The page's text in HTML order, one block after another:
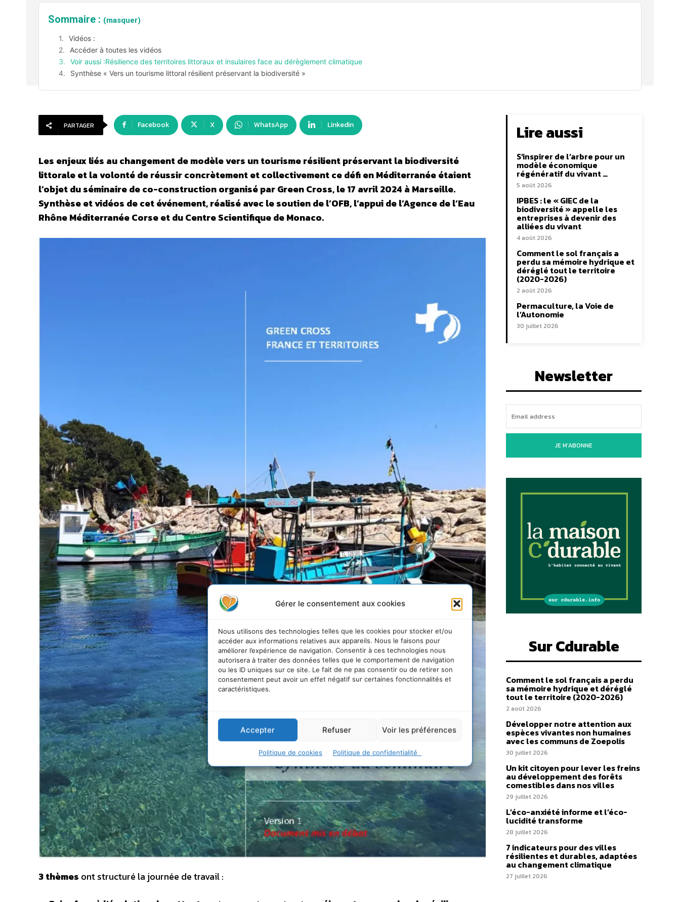
Gérer le consentement aux cookies
Nous utilisons des technologies telles que les cookies pour stocker et/ou
accéder aux informations relatives aux appareils. Nous le faisons pour
améliorer l’expérience de navigation. Consentir à ces technologies nous
autorisera à traiter des données telles que le comportement de navigation
ou les ID uniques sur ce site. Le fait de ne pas consentir ou de retirer son
consentement peut avoir un effet négatif sur certaines fonctionnalités et
caractéristiques.
Accepter Refuser Voir les préférences
Politique de cookies Politique de confidentialité
Sommaire : (masquer)
Vidéos :
Accéder à toutes les vidéos
Voir aussi :Résilience des territoires littoraux et insulaires face au dérèglement climatique
Synthèse « Vers un tourisme littoral résilient préservant la biodiversité »
PARTAGER Facebook X WhatsApp Linkedin
Les enjeux liés au changement de modèle vers un tourisme résilient préservant la biodiversité
littorale et la volonté de réussir concrètement et collectivement ce défi en Méditerranée étaient
l’objet du séminaire de co-construction organisé par Green Cross, le 17 avril 2024 à Marseille.
Synthèse et vidéos de cet événement, réalisé avec le soutien de l’OFB, l’appui de l’Agence de l’Eau
Rhône Méditerranée Corse et du Centre Scientifique de Monaco.
3 thèmes ont structuré la journée de travail :
Lire aussi
S’inspirer de l’arbre pour un
modèle économique
régénératif du vivant …
5 août 2026
IPBES : le « GIEC de la
biodiversité » appelle les
entreprises à devenir des
alliées du vivant
4 août 2026
Comment le sol français a
perdu sa mémoire hydrique et
déréglé tout le territoire
(2020-2026)
2 août 2026
Permaculture, la Voie de
l’Autonomie
30 juillet 2026
Newsletter
JE M'ABONNE
Sur Cdurable
Comment le sol français a perdu
sa mémoire hydrique et déréglé
tout le territoire (2020-2026)
2 août 2026
Développer notre attention aux
espèces vivantes non humaines
avec les communs de Zoepolis
30 juillet 2026
Un kit citoyen pour lever les freins
au développement des forêts
comestibles dans nos villes
29 juillet 2026
L’éco-anxiété informe et l’éco-
lucidité transforme
28 juillet 2026
7 indicateurs pour des villes
résilientes et durables, adaptées
au changement climatique
27 juillet 2026